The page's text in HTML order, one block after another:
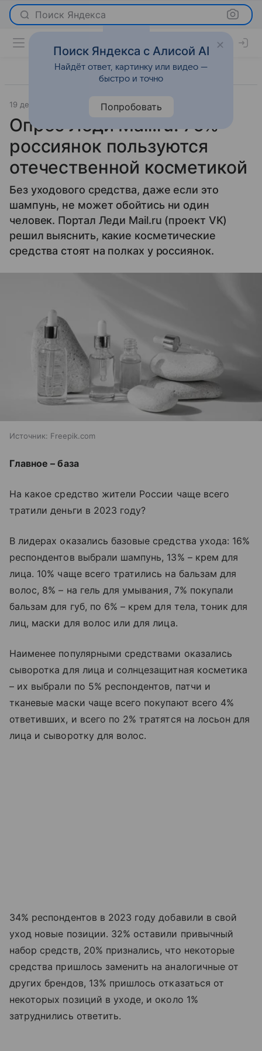
Поиск Яндекса
19 декабря 2023 О важном
Опрос Леди Mail.ru: 76%
россиянок пользуются
отечественной косметикой
Без уходового средства, даже если это
шампунь, не может обойтись ни один
человек. Портал Леди Mail.ru (проект VK)
решил выяснить, какие косметические
средства стоят на полках у россиянок.
Источник: Freepik.com
Главное – база
На какое средство жители России чаще всего
тратили деньги в 2023 году?
В лидерах оказались базовые средства ухода: 16%
респондентов выбрали шампунь, 13% – крем для
лица. 10% чаще всего тратились на бальзам для
волос, 8% – на гель для умывания, 7% покупали
бальзам для губ, по 6% – крем для тела, тоник для
лиц, маски для волос или для лица.
Наименее популярными средствами оказались
сыворотка для лица и солнцезащитная косметика
– их выбрали по 5% респондентов, патчи и
тканевые маски чаще всего покупают всего 4%
ответивших, и всего по 2% тратятся на лосьон для
лица и сыворотку для волос.
34% респондентов в 2023 году добавили в свой
уход новые позиции. 32% оставили привычный
набор средств, 20% признались, что некоторые
средства пришлось заменить на аналогичные от
других брендов, 13% пришлось отказаться от
некоторых позиций в уходе, и около 1%
затруднились ответить.
Поиск Яндекса с Алисой AI
Найдёт ответ, картинку или видео —
быстро и точно
Попробовать